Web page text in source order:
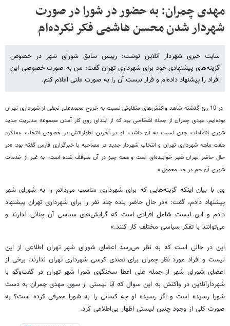
مهدی چمران: به حضور در شورا در صورت
شهردار شدن محسن هاشمی فکر نکرده‌ام
سایت خبری شهردار آنلاین نوشت: رییس سابق شورای شهر در خصوص
گزینه‌های پیشنهادی خود برای شهرداری تهران گفت: من به صورت خصوصی این
افراد را پیشنهاد داده‌ام و قرار نیست آن را به صورت علنی اعلام کنم.
در 10 روز گذشته شاهد واکنش‌های متفاوتی نسبت به خروج محمدعلی نجفی از شهرداری تهران
بوده‌ایم. مهدی چمران از جمله اشخاصی بود که از ابتدای روی کار آمدن مجموعه مدیریت جدید
شهری انتقادات جدی نسبت به آن داشت. او در آخرین اظهاراتش در خصوص انتخاب عملکرد
هفت ماهه شهرداری تهران و انتخاب شهردار جدید در مصاحبه با خبرگزاری فارس گفته بود: «در
حال حاضر تهران شهر خوابیده‌ای است و همه چیز در آن متوقف شده است، به غیر از خدمات
شهری آن هم در حد معمول.»
وی با بیان اینکه گزینه‌هایی که برای شهرداری مناسب می‌دانم را به شورای شهر
پیشنهاد دادم، گفت: «در حال حاضر بنده چند نفر را برای شهرداری تهران پیشنهاد
دادم و این لیست شامل افرادی است که گرایش‌های سیاسی آن چنانی ندارند و
می‌توانند با تفکر سیاسی مختلف کار کنند.»
این در حالی است که به نظر می‌رسد اعضای شورای شهر تهران اطلاعی از این
لیست و افراد مورد نظر چمران برای تصدی کرسی شهرداری تهران ندارند. برخی از
اعضای شورای شهر از جمله علی اعطا سخنگوی شورا شهر تهران در گفت‌وگو با
شهردارآنلاین در واکنش به این سوال که آیا لیستی از سوی مهدی چمران به دست
شورا رسیده است و اگر رسیده او چه کسانی را به شورا معرفی کرده است؟ به
صورت کلی از وجود چنین لیستی اظهار بی‌اطلاعی کرد.